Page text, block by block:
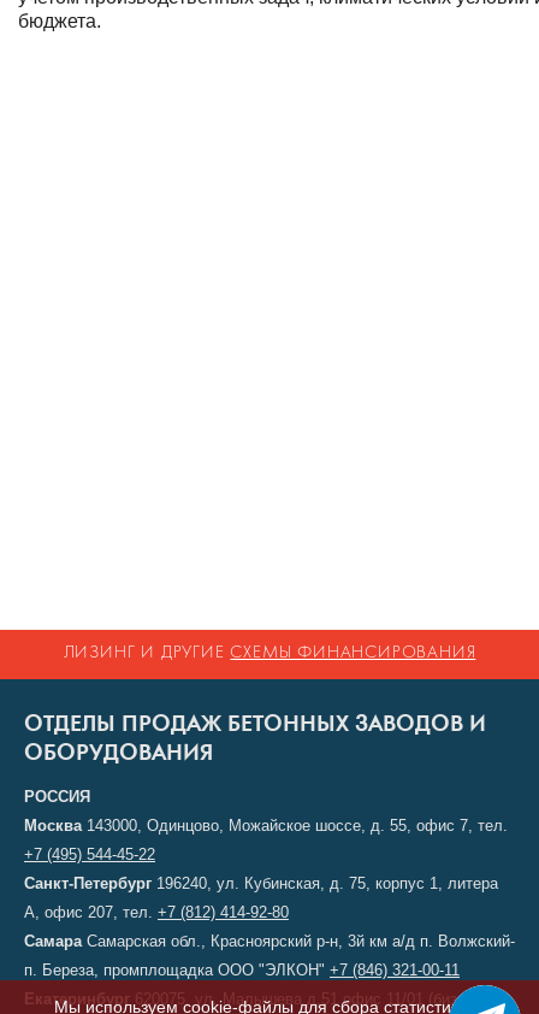
бюджета.
ЛИЗИНГ И ДРУГИЕ СХЕМЫ ФИНАНСИРОВАНИЯ
ОТДЕЛЫ ПРОДАЖ БЕТОННЫХ ЗАВОДОВ И
ОБОРУДОВАНИЯ
РОССИЯ
Москва143000, Одинцово, Можайское шоссе, д. 55, офис 7, тел.
+7 (495) 544-45-22
Санкт-Петербург 196240, ул. Кубинская, д. 75, корпус 1, литера
А, офис 207, тел. +7 (812) 414-92-80
СамараСамарская обл., Красноярский р-н, 3й км а/д п. Волжский-
п. Береза, промплощадка ООО "ЭЛКОН" +7 (846) 321-00-11
Екатеринбург 620075, ул. Малышева д.51 офис 11/01 (бизнес-
Мы используем cookie-файлы для сбора статистики,